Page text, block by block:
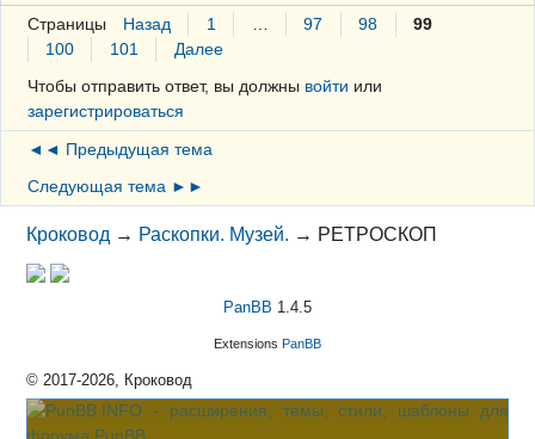
Страницы Назад 1 97 98
99
100
101
Далее
Чтобы отправить ответ, вы должны войти или
зарегистрироваться
◄◄ Предыдущая тема
Следующая тема ►►
Кроковод → Раскопки. Музей. → РЕТРОСКОП
PanBB 1.4.5
Extensions PanBB
© 2017-2026, Кроковод